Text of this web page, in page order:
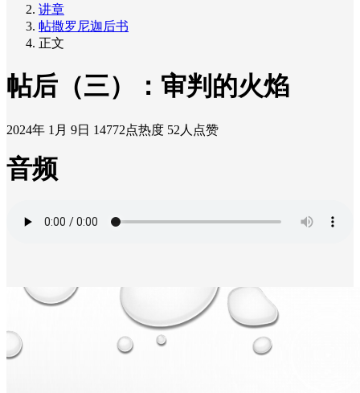
讲章
帖撒罗尼迦后书
正文
帖后（三）：审判的火焰
2024年 1月 9日 14772点热度 52人点赞
音频